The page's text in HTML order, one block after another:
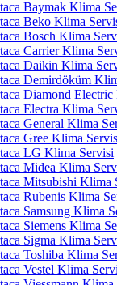
Baymak Klima
Beko Klima
Bosch Klima
Carrier Klima
Daikin Klima
Demirdöküm
Diamond
Electra Klima
General Klima
Gree Klima
LG Klima Servisi
Midea Klima
Mitsubishi Klima
Rubenis Klima
Samsung Klima
Siemens Klima
Sigma Klima
Toshiba Klima
Vestel Klima